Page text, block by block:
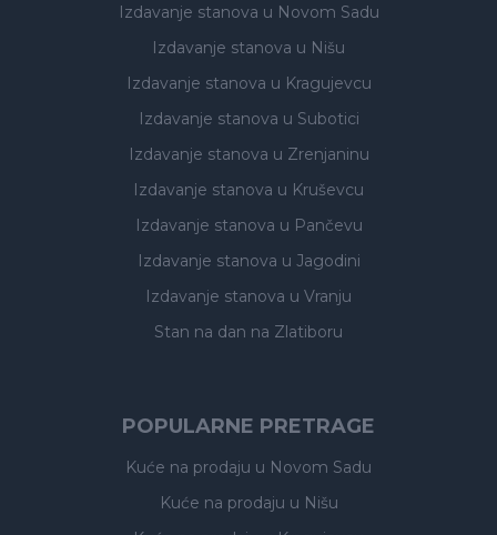
Izdavanje stanova u Novom Sadu
Izdavanje stanova u Nišu
Izdavanje stanova u Kragujevcu
Izdavanje stanova u Subotici
Izdavanje stanova u Zrenjaninu
Izdavanje stanova u Kruševcu
Izdavanje stanova u Pančevu
Izdavanje stanova u Jagodini
Izdavanje stanova u Vranju
Stan na dan na Zlatiboru
POPULARNE PRETRAGE
Kuće na prodaju u Novom Sadu
Kuće na prodaju u Nišu